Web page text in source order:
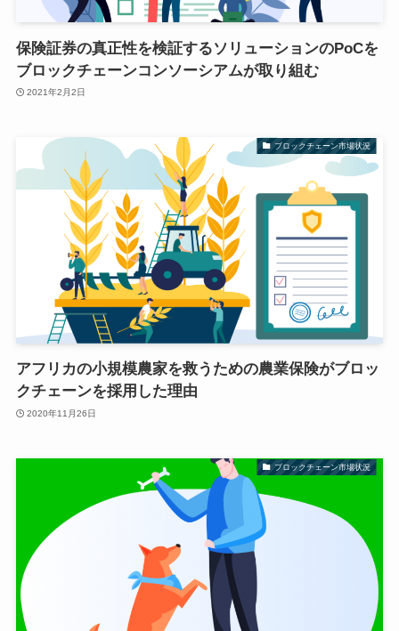
保険証券の真正性を検証するソリューションのPoCを
ブロックチェーンコンソーシアムが取り組む
2021年2月2日
ブロックチェーン市場状況
アフリカの小規模農家を救うための農業保険がブロッ
クチェーンを採用した理由
2020年11月26日
ブロックチェーン市場状況